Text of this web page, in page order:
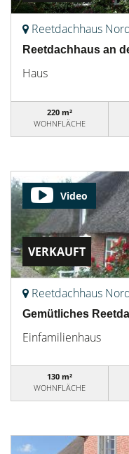
Reetdachhaus
Reetdachhaus an
Haus
220 m²
WOHNFLÄCHE
VERKAUFT
Video
Reetdachhaus
Gemütliches
Einfamilienhaus
130 m²
WOHNFLÄCHE